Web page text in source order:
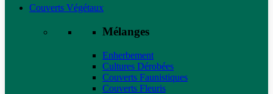
Couverts Végétaux
Mélanges
Enherbement
Cultures Dérobées
Couverts Faunistiques
Couverts Fleuris